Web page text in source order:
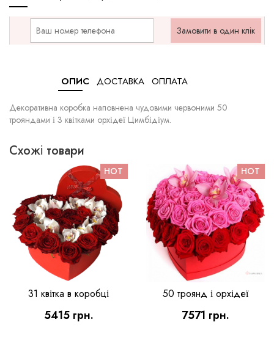
Замовити в один клік
ОПИС ДОСТАВКА ОПЛАТА
Декоративна коробка наповнена чудовими червоними 50
трояндами і 3 квітками орхідеї Цимбідіум.
Схожі товари
31 квітка в коробці
5415 грн.
50 троянд і орхідеї
7571 грн.